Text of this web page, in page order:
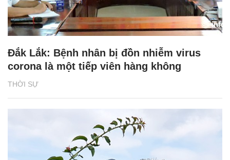
THỜI SỰ
Đắk Lắk: Bệnh nhân bị đồn nhiễm virus
corona là một tiếp viên hàng không